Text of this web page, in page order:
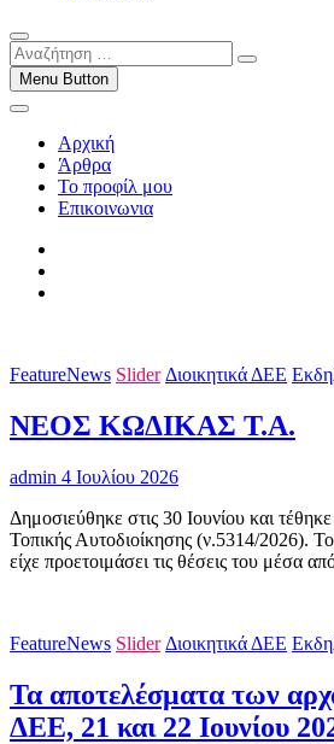
Αναζήτηση
…Menu Button
Αρχική
Άρθρα
Το προφίλ μου
Επικοινωνια
FeatureNews Slider Διοικητικά ΔΕΕ
ΝΕΟΣ ΚΩΔΙΚΑΣ Τ.Α.
admin 4 Ιουλίου 2026
Δημοσιεύθηκε στις 30 Ιουνίου και
Τοπικής Αυτοδιοίκησης (ν.5314/2026). Το
είχε προετοιμάσει τις θέσεις του μέσα
FeatureNews Slider Διοικητικά ΔΕΕ
Τα αποτελέσματα των
ΔΕΕ, 21 και 22 Ιουνίου